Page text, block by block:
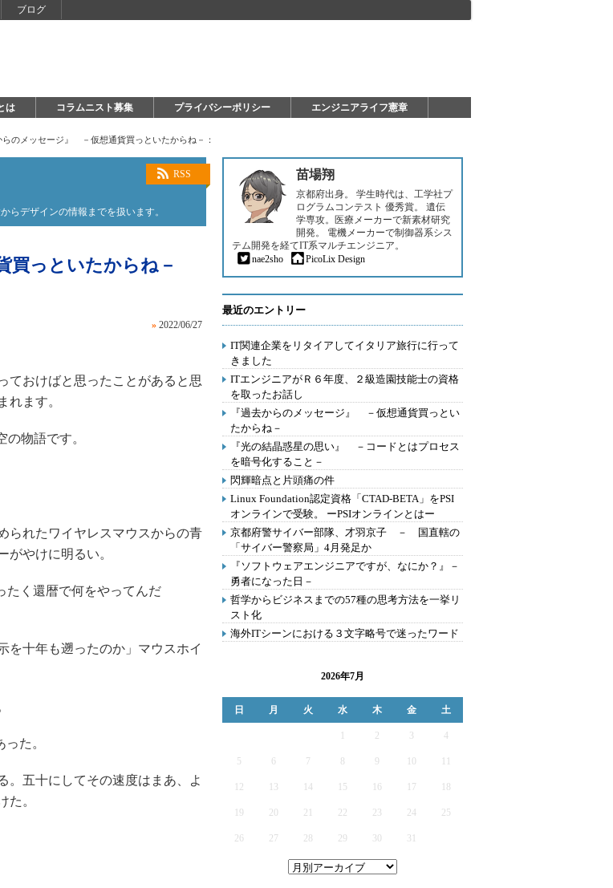
ブログ
は コラムニスト募集 プライバシーポリシー エンジニアライフ憲章
らのメッセージ』 －仮想通貨買っといたからね－：
RSS
らデザインの情報までを扱います。
買っといたからね－
» 2022/06/27
ておけばと思ったことがあると思
れます。
物語です。
られたワイヤレスマウスからの青
がやけに明るい。
たく還暦で何をやってんだ
を十年も遡ったのか」マウスホイ
た。
。五十にしてその速度はまあ、よ
た。
苗場翔
京都府出身。 学生時代は、工学社プ
ログラムコンテスト 優秀賞。 遺伝
学専攻。医療メーカーで新素材研究
開発。 電機メーカーで制御器系シス
テム開発を経てIT系マルチエンジニア。
nae2sho
PicoLix Design
最近のエントリー
IT関連企業をリタイアしてイタリア旅行に行って
きました
ITエンジニアがＲ６年度、２級造園技能士の資格
を取ったお話し
『過去からのメッセージ』 －仮想通貨買っとい
たからね－
『光の結晶惑星の思い』 －コードとはプロセス
を暗号化すること－
閃輝暗点と片頭痛の件
Linux Foundation認定資格「CTAD-BETA」をPSI
オンラインで受験。 ーPSIオンラインとはー
京都府警サイバー部隊、才羽京子 － 国直轄の
「サイバー警察局」4月発足か
『ソフトウェアエンジニアですが、なにか？』－
勇者になった日－
哲学からビジネスまでの57種の思考方法を一挙リ
スト化
海外ITシーンにおける３文字略号で迷ったワード
2026年7月
日 月 火 水 木 金 土
2 3 4
5 6 7 9
12 13 14 15 16 17
19 20 21 22 23 24 25
26 27 28 29 30 31